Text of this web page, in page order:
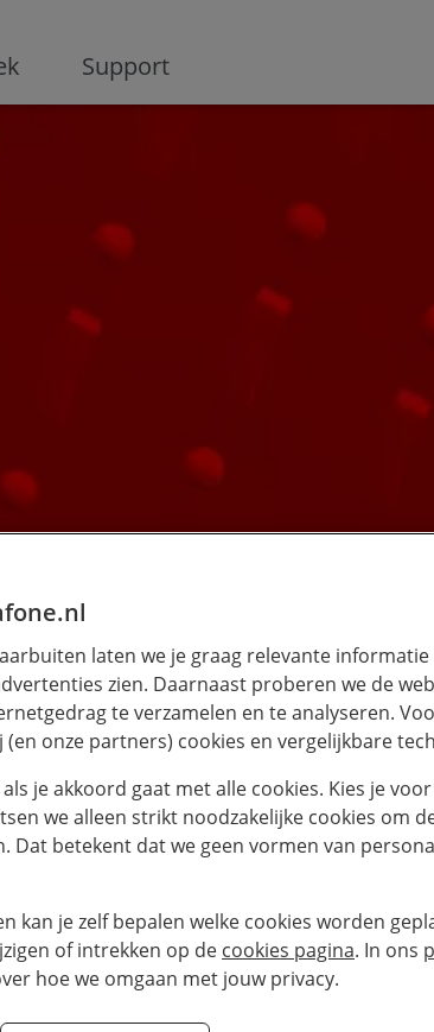
Support
laten we je graag relevante informatie
zien. Daarnaast proberen we de
te verzamelen en te analyseren.
onze partners) cookies en vergelijkbare
je akkoord gaat met alle cookies. Kies je voor
we alleen strikt noodzakelijke cookies om
Dat betekent dat we geen vormen van
kan je zelf bepalen welke cookies worden
of intrekken op de cookies pagina. In ons
hoe we omgaan met jouw privacy.